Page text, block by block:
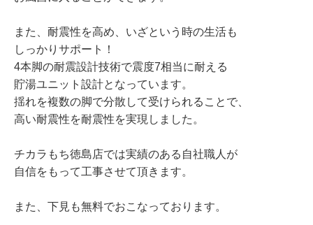
また、耐震性を高め、いざという時の生活も
しっかりサポート！
4本脚の耐震設計技術で震度7相当に耐える
貯湯ユニット設計となっています。
揺れを複数の脚で分散して受けられることで、
高い耐震性を耐震性を実現しました。
チカラもち徳島店では実績のある自社職人が
自信をもって工事させて頂きます。
また、下見も無料でおこなっております。